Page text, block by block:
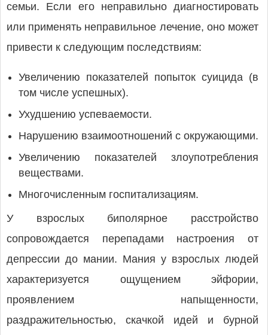
семьи. Если его неправильно диагностировать
или применять неправильное лечение, оно может
привести к следующим последствиям:
Увеличению показателей попыток суицида (в
том числе успешных).
Ухудшению успеваемости.
Нарушению взаимоотношений с окружающими.
Увеличению показателей злоупотребления
веществами.
Многочисленным госпитализациям.
У взрослых биполярное расстройство
сопровождается перепадами настроения от
депрессии до мании. Мания у взрослых людей
характеризуется ощущением эйфории,
проявлением напыщенности,
раздражительностью, скачкой идей и бурной